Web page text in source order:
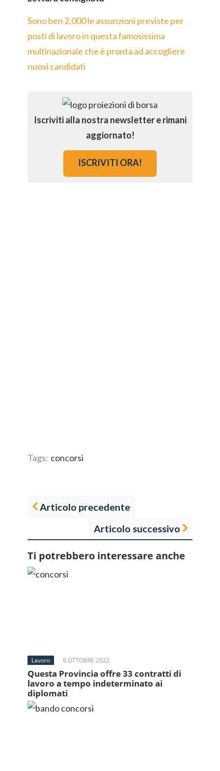
Sono ben 2.000 le assunzioni previste per
posti di lavoro in questa famosissima
multinazionale che è pronta ad accogliere
nuovi candidati
Iscriviti alla nostra newsletter e rimani
aggiornato!
ISCRIVITI ORA!
Tags: concorsi
Articolo precedente
Articolo successivo
Ti potrebbero interessare anche
Lavoro 6 OTTOBRE 2022
Questa Provincia offre 33 contratti di
lavoro a tempo indeterminato ai
diplomati